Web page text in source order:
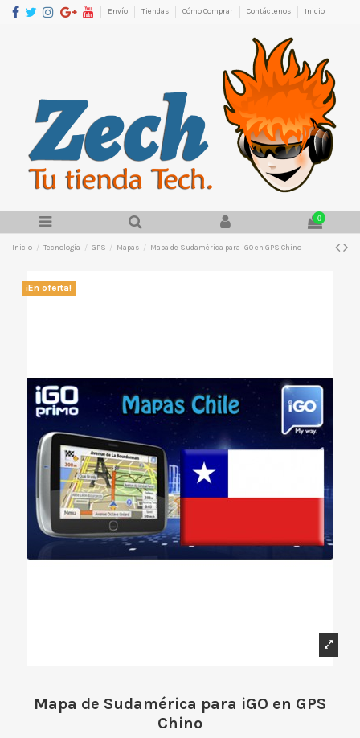
Envío Tiendas Cómo Comprar Contáctenos Inicio
0
Inicio Tecnología GPS Mapas Mapa de Sudamérica para iGO en GPS Chino
¡En oferta!
Mapa de Sudamérica para iGO en GPS
Chino